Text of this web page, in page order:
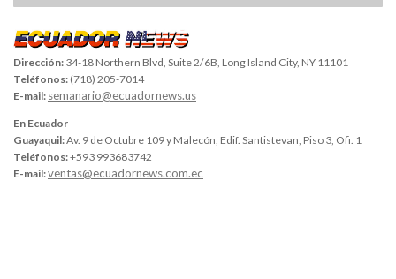
Dirección: 34-18 Northern Blvd, Suite 2/6B, Long Island City, NY 11101
Teléfonos: (718) 205-7014
E-mail: semanario@ecuadornews.us
En Ecuador
Guayaquil:Av. 9 de Octubre 109 y Malecón, Edif. Santistevan, Piso 3, Ofi. 1
Teléfonos:+593 993683742
E-mail:ventas@ecuadornews.com.ec